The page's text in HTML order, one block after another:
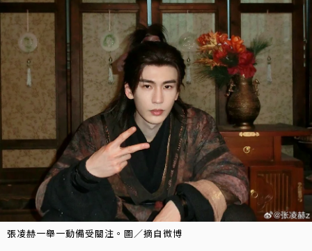
張凌赫一舉一動備受關注。圖／摘自微博